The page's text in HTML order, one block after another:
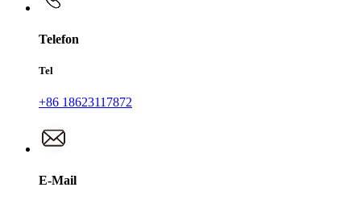
Telefon
Tel
+86 18623117872
E-Mail